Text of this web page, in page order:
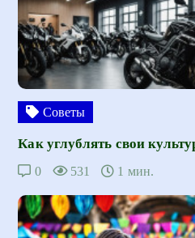
Советы
Как углублять свои
0 531 1 мин.